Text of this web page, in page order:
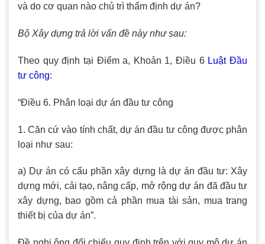
và do cơ quan nào chủ trì thẩm định dự án?
Bộ Xây dựng trả lời vấn đề này như sau:
Theo quy định tại Điểm a, Khoản 1, Điều 6 Luật Đầu
tư công:
“Điều 6. Phân loại dự án đầu tư công
1. Căn cứ vào tính chất, dự án đầu tư công được phân
loại như sau:
a) Dự án có cấu phần xây dựng là dự án đầu tư: Xây
dựng mới, cải tạo, nâng cấp, mở rộng dự án đã đầu tư
xây dựng, bao gồm cả phần mua tài sản, mua trang
thiết bị của dự án”.